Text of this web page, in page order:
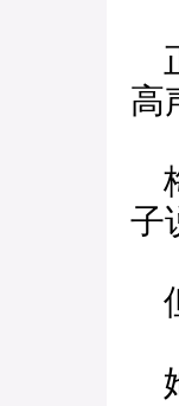
高
子